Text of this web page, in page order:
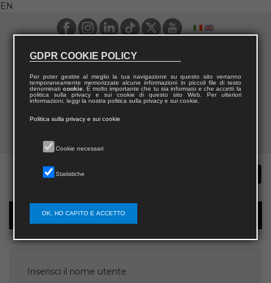
EN
Password recovery
Inserisci il nome utente
GDPR COOKIE POLICY
Per poter gestire al meglio la tua navigazione su questo sito verranno
temporaneamente memorizzate alcune informazioni in piccoli file di testo
denominati cookie. È molto importante che tu sia informato e che accetti la
politica sulla privacy e sui cookie di questo sito Web. Per ulteriori
informazioni, leggi la nostra politica sulla privacy e sui cookie.
Politica sulla privacy e sui cookie
Cookie necessari
Statistiche
OK, HO CAPITO E ACCETTO